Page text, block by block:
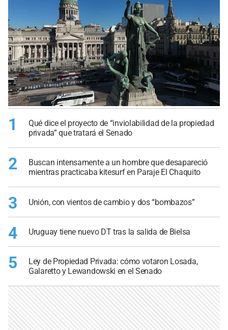
1
Qué dice el proyecto de “inviolabilidad de la propiedad
privada” que tratará el Senado
2
Buscan intensamente a un hombre que desapareció
mientras practicaba kitesurf en Paraje El Chaquito
3 Unión, con vientos de cambio y dos “bombazos”
4 Uruguay tiene nuevo DT tras la salida de Bielsa
5
Ley de Propiedad Privada: cómo votaron Losada,
Galaretto y Lewandowski en el Senado